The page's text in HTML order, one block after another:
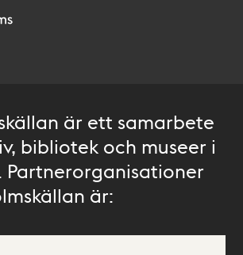
är ett samarbete
bibliotek och museer i
Partnerorganisationer
är: